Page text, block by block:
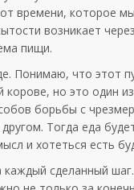
времени, которое
возникает
пищи.
Понимаю, что этот
корове, но это один
борьбы с
Тогда еда
и хотеться есть
каждый сделанный